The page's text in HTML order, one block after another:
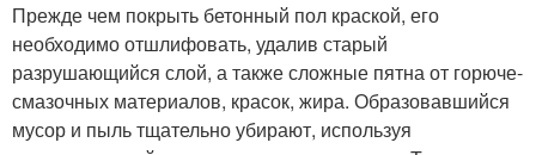
Прежде чем покрыть бетонный пол краской, его
необходимо отшлифовать, удалив старый
разрушающийся слой, а также сложные пятна от горюче-
смазочных материалов, красок, жира. Образовавшийся
мусор и пыль тщательно убирают, используя